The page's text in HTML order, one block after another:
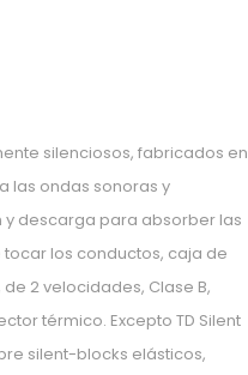
silenciosos, fabricados en
las ondas sonoras y
descarga para absorber las
los conductos, caja de
2 velocidades, Clase B,
térmico. Excepto TD Silent
silent-blocks elásticos,